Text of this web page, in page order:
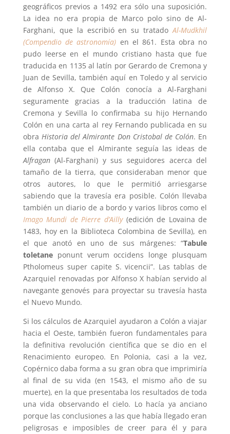
geográficos previos a 1492 era sólo una suposición.
La idea no era propia de Marco polo sino de Al-
Farghani, que la escribió en su tratadoAl-Mudkhil
(Compendio de astronomía) en el 861. Esta obra no
pudo leerse en el mundo cristiano hasta que fue
traducida en 1135 al latín por Gerardo de Cremona y
Juan de Sevilla, también aquí en Toledo y al servicio
de Alfonso X. Que Colón conocía a Al-Farghani
seguramente gracias a la traducción latina de
Cremona y Sevilla lo confirmaba su hijo Hernando
Colón en una carta al rey Fernando publicada en su
obra Historia del Almirante Don Cristobal de Colón. En
ella contaba que el Almirante seguía las ideas de
Alfragan(Al-Farghani) y sus seguidores acerca del
tamaño de la tierra, que consideraban menor que
otros autores, lo que le permitió arriesgarse
sabiendo que la travesía era posible. Colón llevaba
también un diario de a bordo y varios libros como el
Imago Mundi de Pierre d’Ailly(edición de Lovaina de
1483, hoy en la Biblioteca Colombina de Sevilla), en
el que anotó en uno de sus márgenes: “Tabule
toletaneponunt verum occidens longe plusquam
Ptholomeus super capite S. vicencii”. Las tablas de
Azarquiel renovadas por Alfonso X habían servido al
navegante genovés para proyectar su travesía hasta
el Nuevo Mundo.
Si los cálculos de Azarquiel ayudaron a Colón a viajar
hacia el Oeste, también fueron fundamentales para
la definitiva revolución científica que se dio en el
Renacimiento europeo. En Polonia, casi a la vez,
Copérnico daba forma a su gran obra que imprimiría
al final de su vida (en 1543, el mismo año de su
muerte), en la que presentaba los resultados de toda
una vida observando el cielo. Lo hacía ya anciano
porque las conclusiones a las que había llegado eran
peligrosas e imposibles de creer para él y para